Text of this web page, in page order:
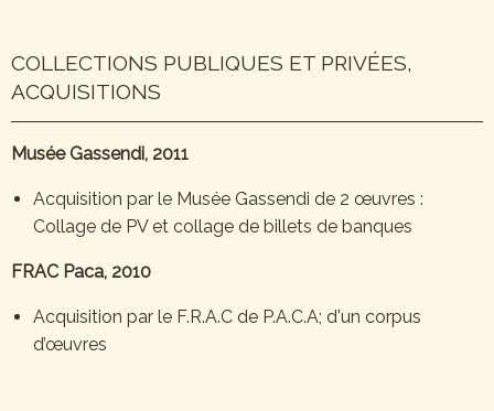
COLLECTIONS PUBLIQUES ET PRIVÉES,
ACQUISITIONS
Musée Gassendi, 2011
Acquisition par le Musée Gassendi de 2 œuvres :
Collage de PV et collage de billets de banques
FRAC Paca, 2010
Acquisition par le F.R.A.C de P.A.C.A; d'un corpus
d’œuvres